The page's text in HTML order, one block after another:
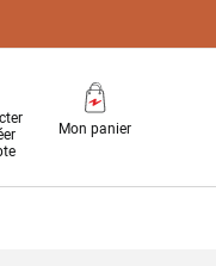
Mon panier